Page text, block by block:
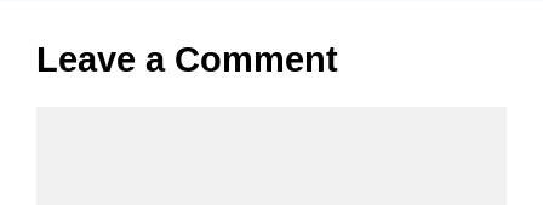
Leave a Comment